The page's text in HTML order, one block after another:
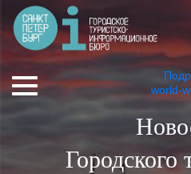
world-
Городского